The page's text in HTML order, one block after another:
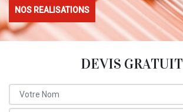
NOS REALISATIONS
DEVIS GRATUIT